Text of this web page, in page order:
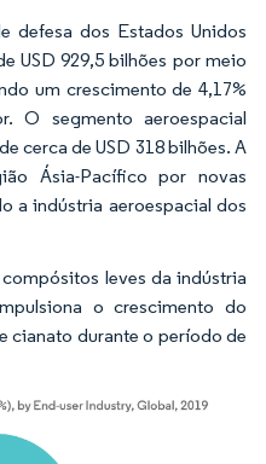
defesa dos Estados Unidos
USD 929,5 bilhões por meio
um crescimento de 4,17%
O segmento aeroespacial
cerca de USD 318 bilhões. A
Ásia-Pacífico por novas
a indústria aeroespacial dos
leves da indústria
o crescimento do
cianato durante o período de